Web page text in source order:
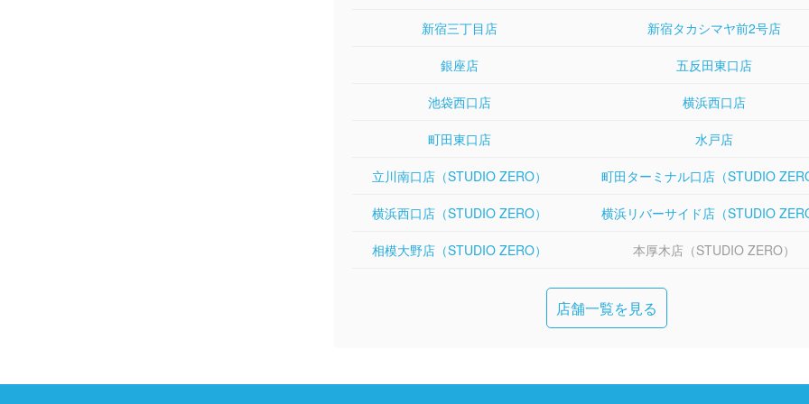
新宿三丁目店 新宿タカシマヤ前2号店
銀座店 五反田東口店
池袋西口店 横浜西口店
町田東口店 水戸店
立川南口店（STUDIO ZERO） 町田ターミナル口店（STUDIO
横浜西口店（STUDIO ZERO） 横浜リバーサイド店（STUDIO
相模大野店（STUDIO ZERO） 本厚木店（STUDIO ZERO）
店舗一覧を見る